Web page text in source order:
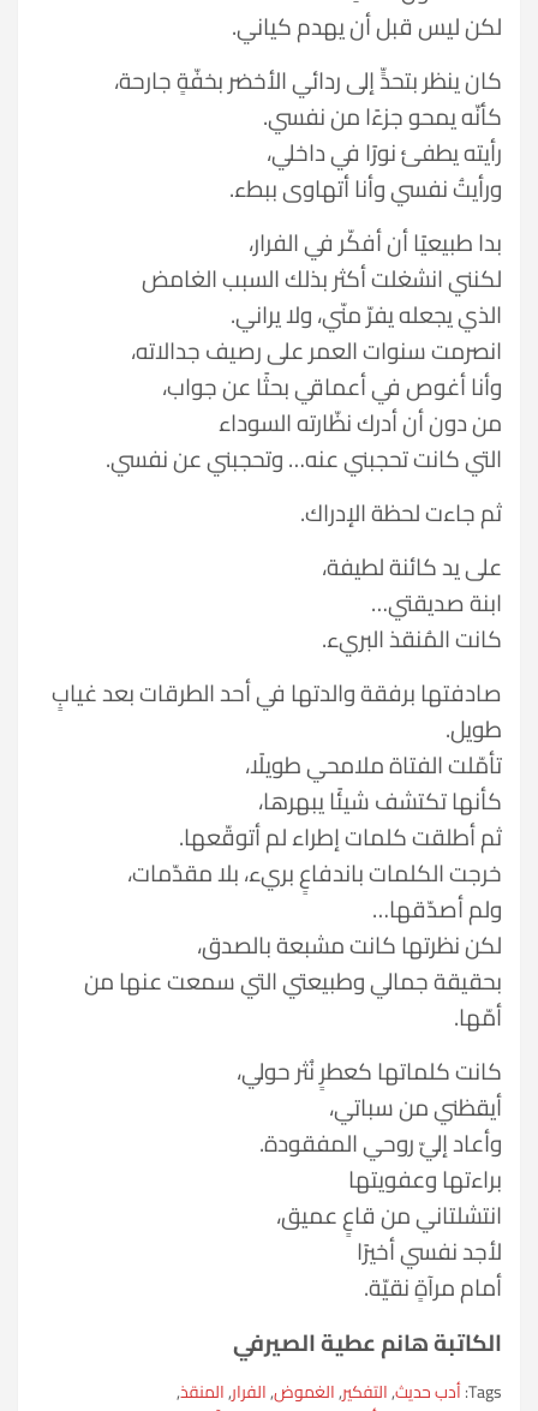
لكن ليس قبل أن يهدم كياني.
كان ينظر بتحدٍّ إلى ردائي الأخضر بخفّةٍ جارحة،
كأنّه يمحو جزءًا من نفسي.
رأيته يطفئ نورًا في داخلي،
ورأيتُ نفسي وأنا أتهاوى ببطء.
بدا طبيعيًا أن أفكّر في الفرار،
لكنني انشغلت أكثر بذلك السبب الغامض
الذي يجعله يفرّ منّي، ولا يراني.
انصرمت سنوات العمر على رصيف جدالاته،
وأنا أغوص في أعماقي بحثًا عن جواب،
من دون أن أدرك نظّارته السوداء
التي كانت تحجبني عنه… وتحجبني عن نفسي.
ثم جاءت لحظة الإدراك.
على يد كائنة لطيفة،
ابنة صديقتي…
كانت المُنقذ البريء.
صادفتها برفقة والدتها في أحد الطرقات بعد غيابٍ
طويل.
تأمّلت الفتاة ملامحي طويلًا،
كأنها تكتشف شيئًا يبهرها،
ثم أطلقت كلمات إطراء لم أتوقّعها.
خرجت الكلمات باندفاعٍ بريء، بلا مقدّمات،
ولم أصدّقها…
لكن نظرتها كانت مشبعة بالصدق،
بحقيقة جمالي وطبيعتي التي سمعت عنها من
أمّها.
كانت كلماتها كعطرٍ نُثر حولي،
أيقظني من سباتي،
وأعاد إليّ روحي المفقودة.
براءتها وعفويتها
انتشلتاني من قاعٍ عميق،
لأجد نفسي أخيرًا
أمام مرآةٍ نقيّة.
الكاتبة هانم عطية الصيرفي
Tags: أدب حديث,التفكير,الغموض,الفرار,المنقذ,